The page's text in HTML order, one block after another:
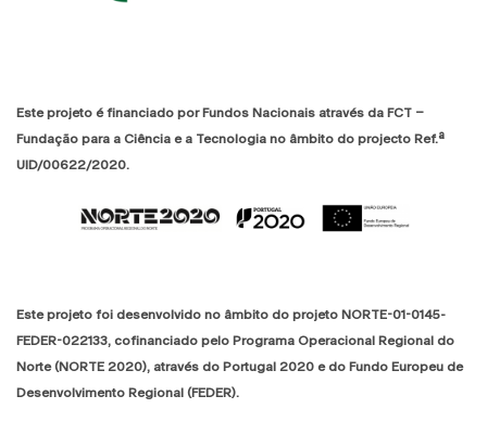
Este projeto é financiado por Fundos Nacionais através da FCT –
Fundação para a Ciência e a Tecnologia no âmbito do projecto Ref.ª
UID/00622/2020.
Este projeto foi desenvolvido no âmbito do projeto NORTE-01-0145-
FEDER-022133, cofinanciado pelo Programa Operacional Regional do
Norte (NORTE 2020), através do Portugal 2020 e do Fundo Europeu de
Desenvolvimento Regional (FEDER).